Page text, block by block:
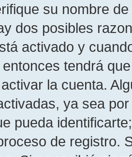
su nombre
dos posibles
activado y
entonces tendrá
la cuenta.
ya sea
pueda
de registro.